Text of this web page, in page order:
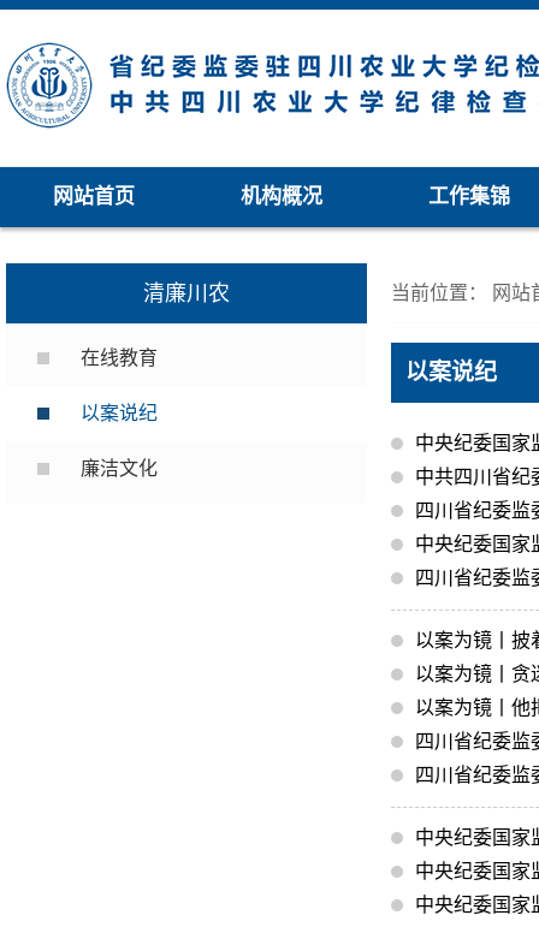
网站首页 机构概况 工作集锦
清廉川农
在线教育
以案说纪
廉洁文化
当前位置： 网站
以案说纪
中央纪委国家
中共四川省纪
四川省纪委监
中央纪委国家
四川省纪委监
以案为镜丨披
以案为镜丨贪
以案为镜丨他
四川省纪委监
四川省纪委监
中央纪委国家
中央纪委国家
中央纪委国家